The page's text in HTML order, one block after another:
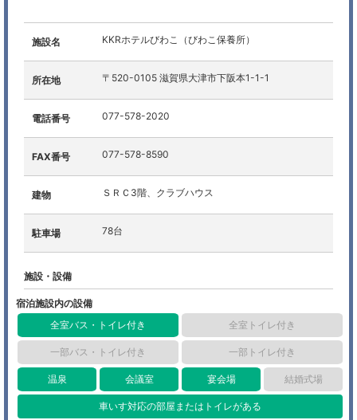
施設名 KKRホテルびわこ（びわこ保養所）
所在地 〒520-0105 滋賀県大津市下阪本1-1-1
電話番号 077-578-2020
FAX番号 077-578-8590
建物 ＳＲＣ3階、クラブハウス
駐車場 78台
施設・設備
宿泊施設内の設備
全室バス・トイレ付き 全室トイレ付き
一部バス・トイレ付き 一部トイレ付き
温泉 会議室 宴会場 結婚式場
車いす対応の部屋またはトイレがある